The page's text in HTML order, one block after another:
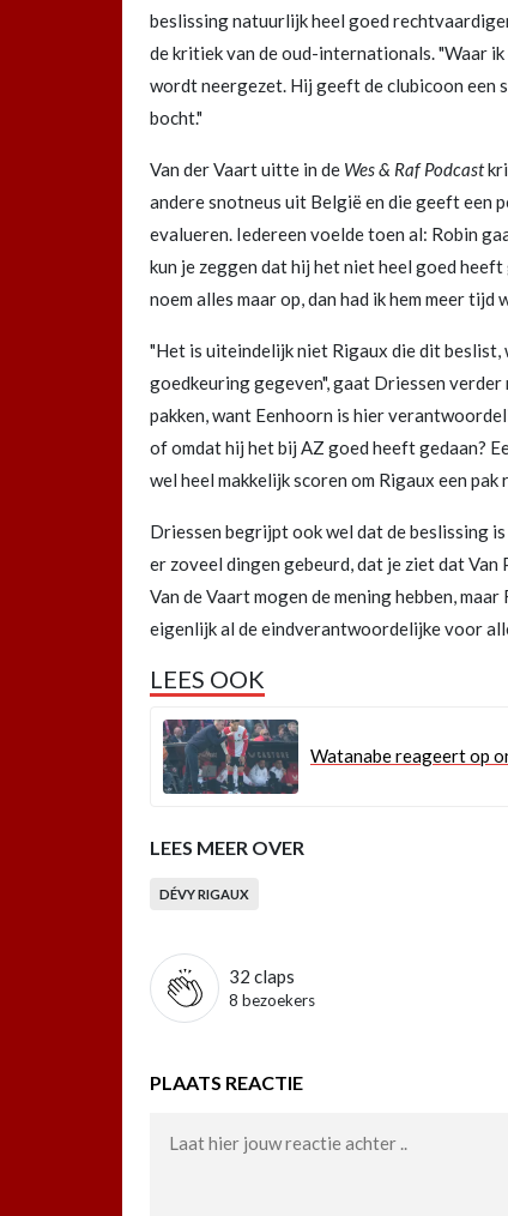
beslissing natuurlijk heel goed
de kritiek van de oud-internationals. "Waar
wordt neergezet. Hij geeft de clubicoon een
bocht."
Van der Vaart uitte in de Wes & Raf Podcast
andere snotneus uit België en die geeft een
evalueren. Iedereen voelde toen al: Robin
kun je zeggen dat hij het niet heel goed
noem alles maar op, dan had ik hem meer tijd
"Het is uiteindelijk niet Rigaux die dit
goedkeuring gegeven", gaat Driessen
pakken, want Eenhoorn is hier
of omdat hij het bij AZ goed heeft gedaan?
wel heel makkelijk scoren om Rigaux een pak
Driessen begrijpt ook wel dat de beslissing
er zoveel dingen gebeurd, dat je ziet dat
Van de Vaart mogen de mening hebben,
eigenlijk al de eindverantwoordelijke voor
LEES OOK
Watanabe reageert op
LEES MEER OVER
DÉVY RIGAUX
32 claps
8 bezoekers
PLAATS REACTIE